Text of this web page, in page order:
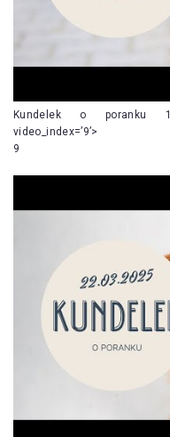
Kundelek o poranku
video_index=’9’>
9